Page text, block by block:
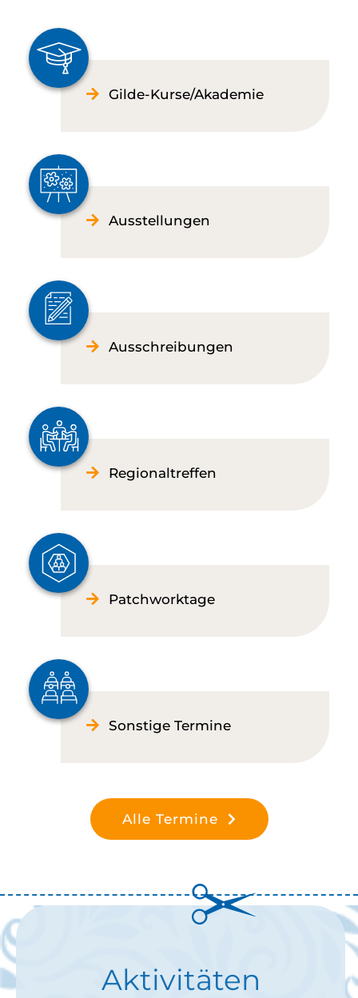
Gilde-Kurse/Akademie
Ausstellungen
Ausschreibungen
Regionaltreffen
Patchworktage
Sonstige Termine
Alle Termine
Aktivitäten